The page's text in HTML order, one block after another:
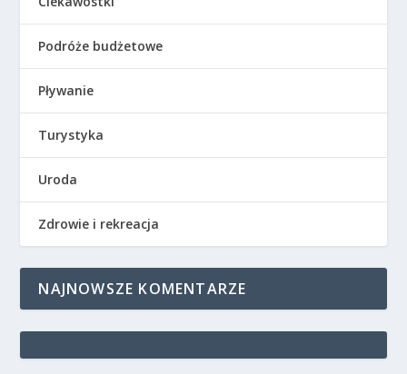
Podróże budżetowe
Pływanie
Turystyka
Uroda
Zdrowie i rekreacja
NAJNOWSZE KOMENTARZE